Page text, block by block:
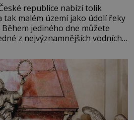
republice nabízí tolik
tak malém území jako údolí řeky
Během jediného dne můžete
z nejvýznamnějších vodních
poznáváním památek ve
v termálním